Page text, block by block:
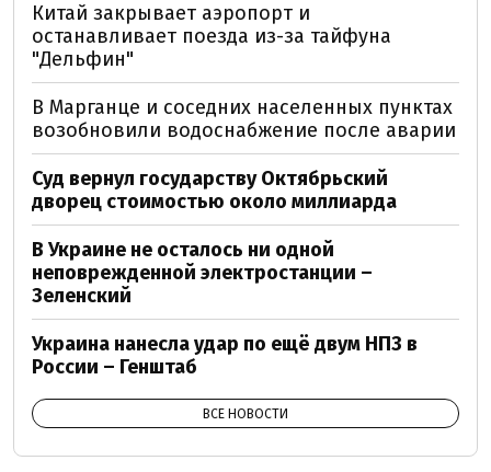
Китай закрывает аэропорт и
останавливает поезда из-за тайфуна
"Дельфин"
В Марганце и соседних населенных пунктах
возобновили водоснабжение после аварии
Суд вернул государству Октябрьский
дворец стоимостью около миллиарда
В Украине не осталось ни одной
неповрежденной электростанции –
Зеленский
Украина нанесла удар по ещё двум НПЗ в
России – Генштаб
ВСЕ НОВОСТИ